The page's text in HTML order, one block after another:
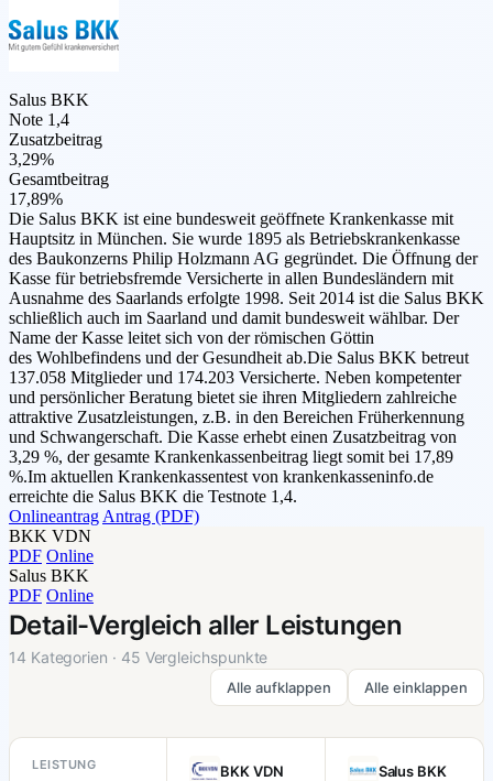
Salus BKK
Note 1,4
Zusatzbeitrag
3,29%
Gesamtbeitrag
17,89%
Die Salus BKK ist eine bundesweit geöffnete Krankenkasse mit
Hauptsitz in München. Sie wurde 1895 als Betriebskrankenkasse
des Baukonzerns Philip Holzmann AG gegründet. Die Öffnung der
Kasse für betriebsfremde Versicherte in allen Bundesländern mit
Ausnahme des Saarlands erfolgte 1998. Seit 2014 ist die Salus BKK
schließlich auch im Saarland und damit bundesweit wählbar. Der
Name der Kasse leitet sich von der römischen Göttin
des Wohlbefindens und der Gesundheit ab.Die Salus BKK betreut
137.058 Mitglieder und 174.203 Versicherte. Neben kompetenter
und persönlicher Beratung bietet sie ihren Mitgliedern zahlreiche
attraktive Zusatzleistungen, z.B. in den Bereichen Früherkennung
und Schwangerschaft. Die Kasse erhebt einen Zusatzbeitrag von
3,29 %, der gesamte Krankenkassenbeitrag liegt somit bei 17,89
%.Im aktuellen Krankenkassentest von krankenkasseninfo.de
erreichte die Salus BKK die Testnote 1,4.
Onlineantrag Antrag (PDF)
BKK VDN
PDF Online
Salus BKK
PDF Online
Detail-Vergleich aller Leistungen
14 Kategorien · 45 Vergleichspunkte
Alle aufklappen Alle einklappen
LEISTUNG BKK VDN Salus BKK